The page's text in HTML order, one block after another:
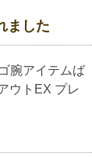
ました
腕アイテムば
ウトEX プレ